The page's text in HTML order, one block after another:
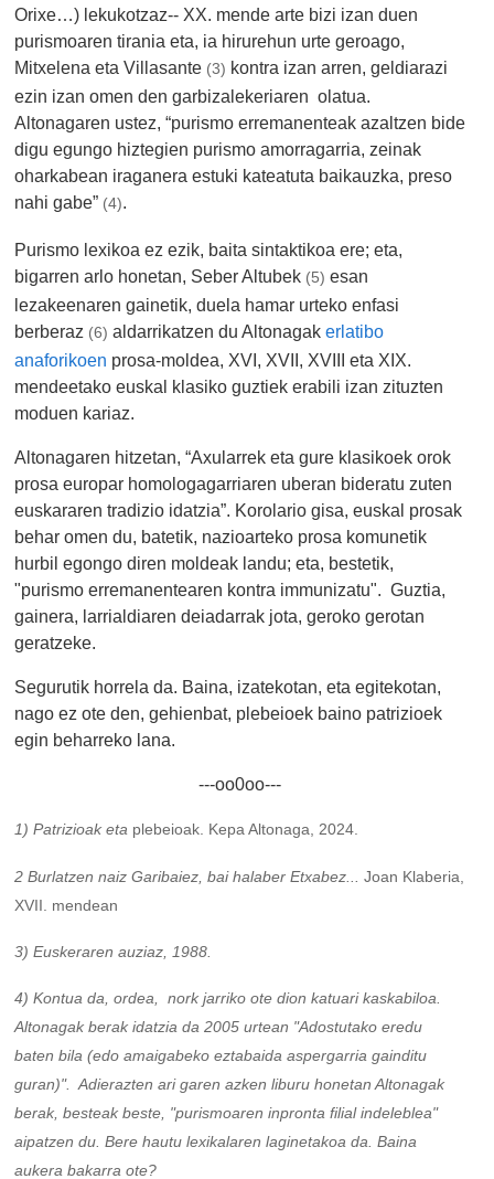
Orixe…) lekukotzaz-- XX. mende arte bizi izan duen
purismoaren tirania eta, ia hirurehun urte geroago,
Mitxelena eta Villasante (3) kontra izan arren, geldiarazi
ezin izan omen den garbizalekeriaren olatua.
Altonagaren ustez, “purismo erremanenteak azaltzen bide
digu egungo hiztegien purismo amorragarria, zeinak
oharkabean iraganera estuki kateatuta baikauzka, preso
nahi gabe” (4).
Purismo lexikoa ez ezik, baita sintaktikoa ere; eta,
bigarren arlo honetan, Seber Altubek (5) esan
lezakeenaren gainetik, duela hamar urteko enfasi
berberaz (6) aldarrikatzen du Altonagakerlatibo
anaforikoen prosa-moldea, XVI, XVII, XVIII eta XIX.
mendeetako euskal klasiko guztiek erabili izan zituzten
moduen kariaz.
Altonagaren hitzetan, “Axularrek eta gure klasikoek orok
prosa europar homologagarriaren uberan bideratu zuten
euskararen tradizio idatzia”. Korolario gisa, euskal prosak
behar omen du, batetik, nazioarteko prosa komunetik
hurbil egongo diren moldeak landu; eta, bestetik,
"purismo erremanentearen kontra immunizatu". Guztia,
gainera, larrialdiaren deiadarrak jota, geroko gerotan
geratzeke.
Segurutik horrela da. Baina, izatekotan, eta egitekotan,
nago ez ote den, gehienbat, plebeioek baino patrizioek
egin beharreko lana.
---oo0oo---
1) Patrizioak eta plebeioak. Kepa Altonaga, 2024.
2 Burlatzen naiz Garibaiez, bai halaber Etxabez...Joan Klaberia,
XVII. mendean
3) Euskeraren auziaz, 1988.
4) Kontua da, ordea, nork jarriko ote dion katuari kaskabiloa.
Altonagak berak idatzia da 2005 urtean "Adostutako eredu
baten bila (edo amaigabeko eztabaida aspergarria gainditu
guran)". Adierazten ari garen azken liburu honetan Altonagak
berak, besteak beste, "purismoaren inpronta filial indeleblea"
aipatzen du. Bere hautu lexikalaren laginetakoa da. Baina
aukera bakarra ote?